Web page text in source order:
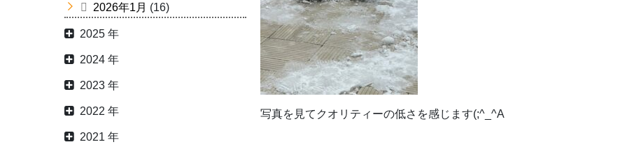
写真を見てクオリティーの低さを感じます(;^_^A
2026年1月 (16)
2025 年
2024 年
2023 年
2022 年
2021 年